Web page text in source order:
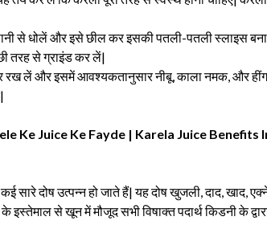
से धोलें और इसे छील कर इसकी पतली-पतली स्लाइस
तरह से ग्राइंड कर लें|
रख लें और इसमें आवश्यकतानुसार नीबू, काला नमक, और हींग
Ke Juice Ke Fayde | Karela Juice Benefits
सारे दोष उत्पन्न हो जाते हैं| यह दोष खुजली, दाद, खाद,
से खून में मौजूद सभी विषाक्त पदार्थ किडनी के